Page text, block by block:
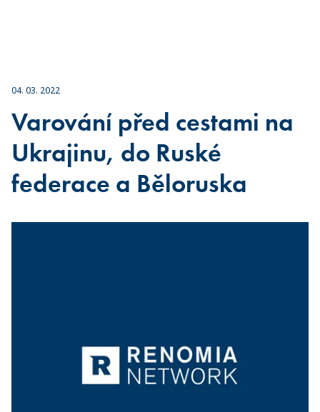
04. 03. 2022
Varování před cestami na
Ukrajinu, do Ruské
federace a Běloruska